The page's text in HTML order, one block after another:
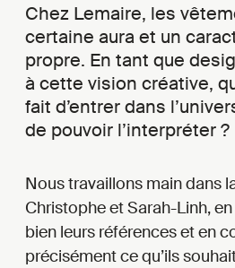
Chez Lemaire, les
certaine aura et un
propre. En tant que
à cette vision créative,
fait d’entrer dans
de pouvoir l’interpréter ?
Nous travaillons main dans
Christophe et Sarah-Linh,
bien leurs références et en
précisément ce qu’ils